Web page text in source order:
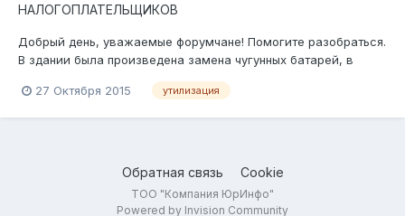
НАЛОГОПЛАТЕЛЬЩИКОВ
Добрый день, уважаемые форумчане! Помогите разобраться.
В здании была произведена замена чугунных батарей, в
"Вывоз строительного мусора" , в объем которого и входят
27 Октября 2015 утилизация
Обратная связь Cookie
ТОО "Компания ЮрИнфо"
Powered by Invision Community